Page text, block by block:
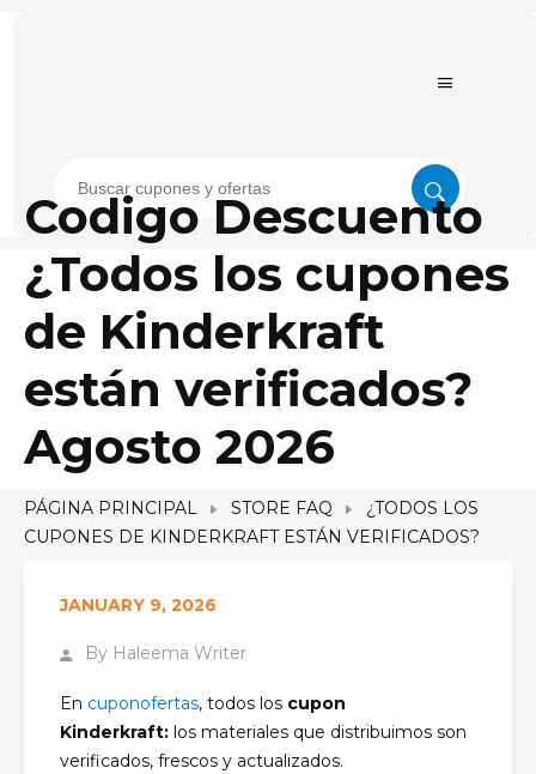
Codigo Descuento
¿Todos los cupones
de Kinderkraft
están verificados?
Agosto 2026
PÁGINA PRINCIPAL STORE FAQ
¿TODOS LOS
CUPONES DE KINDERKRAFT ESTÁN VERIFICADOS?
JANUARY 9, 2026
By Haleema Writer
En cuponofertas, todos los cupon
Kinderkraft: los materiales que distribuimos son
verificados, frescos y actualizados.